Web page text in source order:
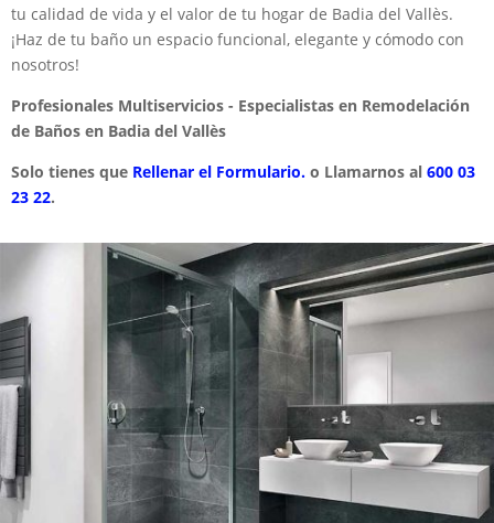
tu calidad de vida y el valor de tu hogar de Badia del Vallès.
¡Haz de tu baño un espacio funcional, elegante y cómodo con
nosotros!
Profesionales Multiservicios - Especialistas en Remodelación
de Baños en Badia del Vallès
Solo tienes que Rellenar el Formulario. o Llamarnos al 600 03
23 22.